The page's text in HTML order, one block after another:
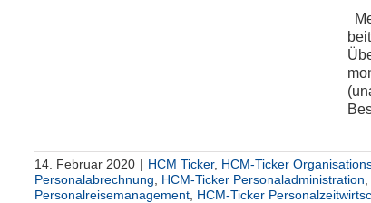
14. Februar 2020 | HCM Ticker, HCM-Ticker
Personalabrechnung
HCM-Ticker Personaladministration
Personalreisemanagement HCM-Ticker